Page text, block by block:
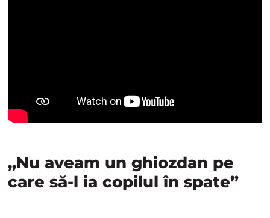
„Nu aveam un ghiozdan pe
care să-l ia copilul în spate”